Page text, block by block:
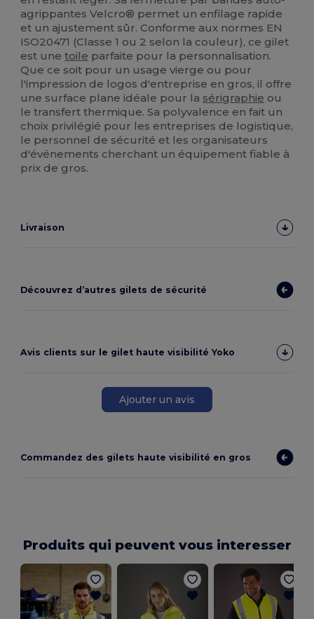
agrippantes Velcro® permet un enfilage rapide
et un ajustement sûr. Conforme aux normes EN
ISO20471 (Classe 1 ou 2 selon la couleur), ce gilet
est unetoile parfaite pour la personnalisation.
Que ce soit pour un usage vierge ou pour
l'impression de logos d'entreprise en gros, il offre
une surface plane idéale pour la sérigraphie ou
le transfert thermique. Sa polyvalence en fait un
choix privilégié pour les entreprises de logistique,
le personnel de sécurité et les organisateurs
d'événements cherchant un équipement fiable à
prix de gros.
Livraison
Découvrez d’autres gilets de sécurité
Avis clients sur le gilet haute visibilité Yoko
Ajouter un avis
Commandez des gilets haute visibilité en gros
Produits qui peuvent vous interesser